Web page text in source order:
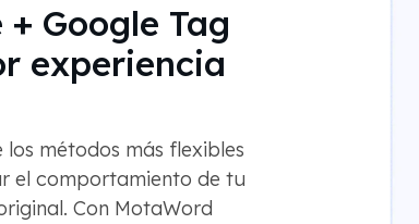
Google Tag
experiencia
los métodos más flexibles
el comportamiento de tu
Con MotaWord